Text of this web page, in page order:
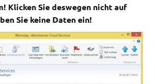
Klicken Sie deswegen nicht auf
Sie keine Daten ein!